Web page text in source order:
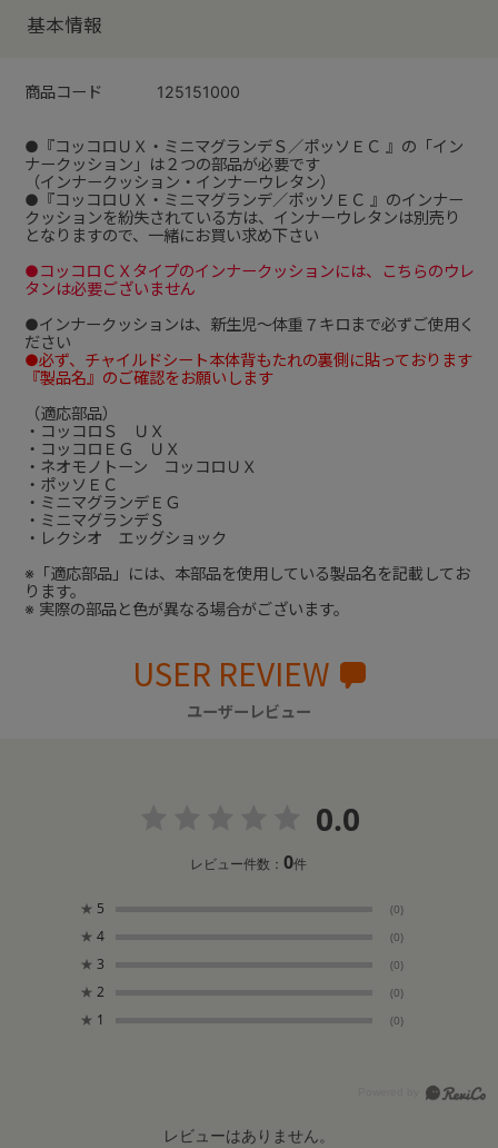
基本情報
商品コード 125151000
●『コッコロＵＸ・ミニマグランデＳ／ポッソＥＣ 』の「イン
ナークッション」は２つの部品が必要です
（インナークッション・インナーウレタン）
●『コッコロＵＸ・ミニマグランデ／ポッソＥＣ 』のインナー
クッションを紛失されている方は、インナーウレタンは別売り
となりますので、一緒にお買い求め下さい
●コッコロＣＸタイプのインナークッションには、こちらのウレ
タンは必要ございません
●インナークッションは、新生児～体重７キロまで必ずご使用く
ださい
●必ず、チャイルドシート本体背もたれの裏側に貼っております
『製品名』のご確認をお願いします
（適応部品）
・コッコロＳ ＵＸ
・コッコロＥＧ ＵＸ
・ネオモノトーン コッコロＵＸ
・ポッソＥＣ
・ミニマグランデＥＧ
・ミニマグランデＳ
・レクシオ エッグショック
※「適応部品」には、本部品を使用している製品名を記載してお
ります。
※ 実際の部品と色が異なる場合がございます。
USER REVIEW
ユーザーレビュー
0.0
レビュー件数：0件
★ 5 (0)
★ 4 (0)
★ 3 (0)
★ 2 (0)
★ 1 (0)
レビューはありません。